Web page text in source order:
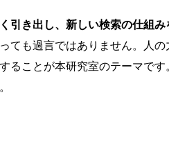
引き出し、新しい検索の仕組
ても過言ではありません。人
ることが本研究室のテーマで